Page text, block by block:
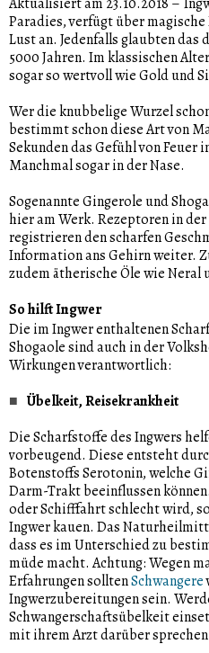
Paradies, verfügt über
Lust an. Jedenfalls glaubten das
5000 Jahren. Im klassischen
sogar so wertvoll wie Gold und
Wer die knubbelige Wurzel
bestimmt schon diese Art von
Sekunden das Gefühl von Feuer
Manchmal sogar in der Nase.
Sogenannte Gingerole und
hier am Werk. Rezeptoren in
registrieren den scharfen
Information ans Gehirn weiter.
zudem ätherische Öle wie Neral
So hilft Ingwer
Die im Ingwer enthaltenen
Shogaole sind auch in der
Wirkungen verantwortlich:
Übelkeit, Reisekrankheit
Die Scharfstoffe des Ingwers
vorbeugend. Diese entsteht
Botenstoffs Serotonin, welche
Darm-Trakt beeinflussen
oder Schifffahrt schlecht wird,
Ingwer kauen. Das
dass es im Unterschied zu
müde macht. Achtung: Wegen
Erfahrungen solltenSchwangere
Ingwerzubereitungen sein.
Schwangerschaftsübelkeit
mit ihrem Arzt darüber